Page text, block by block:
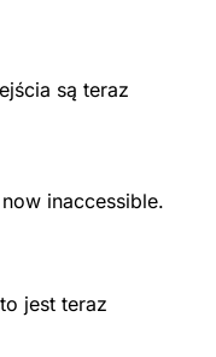
są teraz
inaccessible.
jest teraz